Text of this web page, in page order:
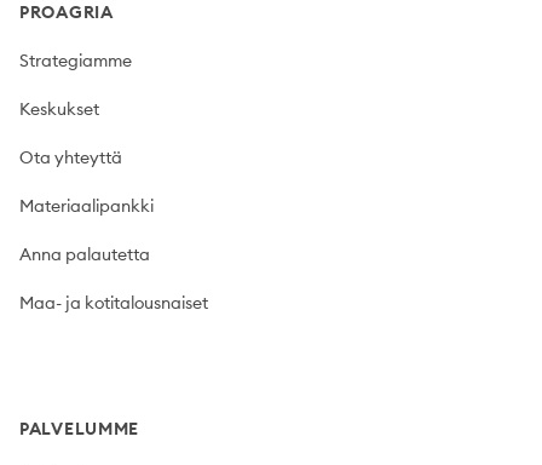
PROAGRIA
Strategiamme
Keskukset
Ota yhteyttä
Materiaalipankki
Anna palautetta
Maa- ja kotitalousnaiset
PALVELUMME